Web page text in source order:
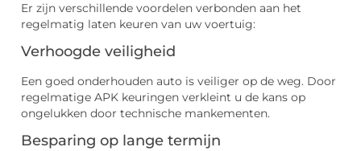
Er zijn verschillende voordelen verbonden aan het
regelmatig laten keuren van uw voertuig:
Verhoogde veiligheid
Een goed onderhouden auto is veiliger op de weg. Door
regelmatige APK keuringen verkleint u de kans op
ongelukken door technische mankementen.
Besparing op lange termijn